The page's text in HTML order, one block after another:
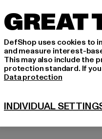
283,00 DKK
GREAT
DefShop uses cookies to
and measure interest-
This may also include the
protection standard. If
Data protection
INDIVIDUAL